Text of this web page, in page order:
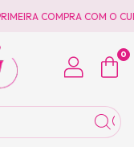
COMPRA COM O
0